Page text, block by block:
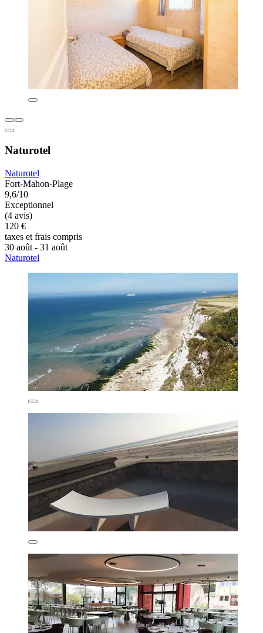
Naturotel
Naturotel
Fort-Mahon-Plage
9,6/10
Exceptionnel
(4 avis)
120 €
taxes et frais compris
30 août - 31 août
Naturotel